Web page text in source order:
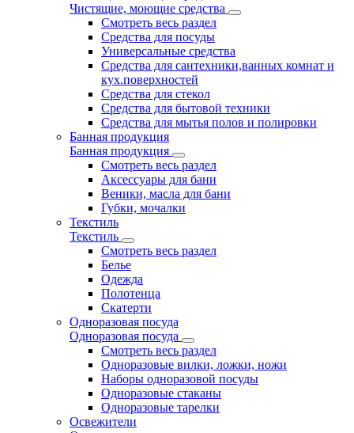
Чистящие, моющие средства
Смотреть весь раздел
Средства для посуды
Универсальные средства
Средства для сантехники,ванных комнат и
кух.поверхностей
Средства для стекол
Средства для бытовой техники
Средства для мытья полов и полировки
Банная продукция
Банная продукция
Смотреть весь раздел
Аксессуары для бани
Веники, масла для бани
Губки, мочалки
Текстиль
Текстиль
Смотреть весь раздел
Белье
Одежда
Полотенца
Скатерти
Одноразовая посуда
Одноразовая посуда
Смотреть весь раздел
Одноразовые вилки, ложки, ножи
Наборы одноразовой посуды
Одноразовые стаканы
Одноразовые тарелки
Освежители